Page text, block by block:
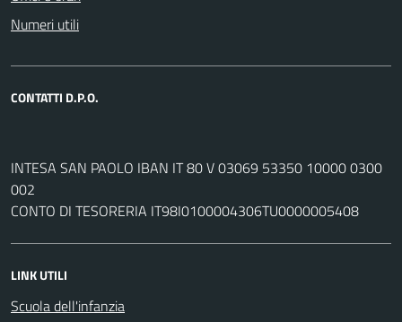
Numeri utili
CONTATTI D.P.O.
INTESA SAN PAOLO IBAN IT 80 V 03069 53350 10000 0300
002
CONTO DI TESORERIA IT98I0100004306TU0000005408
LINK UTILI
Scuola dell'infanzia